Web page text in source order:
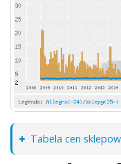
Tabela cen